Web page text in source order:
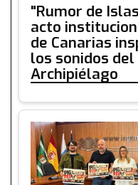
"Rumor de
acto
de Canarias
los sonidos del
Archipiélago